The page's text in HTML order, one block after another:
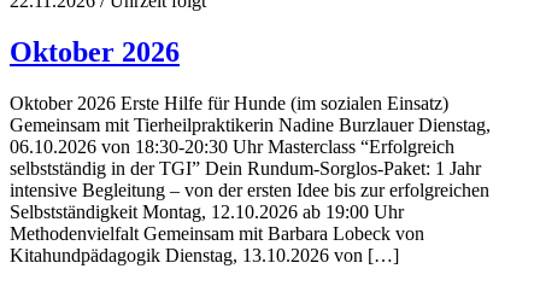
Oktober 2026
Oktober 2026 Erste Hilfe für Hunde (im sozialen Einsatz)
Gemeinsam mit Tierheilpraktikerin Nadine Burzlauer Dienstag,
06.10.2026 von 18:30-20:30 Uhr Masterclass “Erfolgreich
selbstständig in der TGI” Dein Rundum-Sorglos-Paket: 1 Jahr
intensive Begleitung – von der ersten Idee bis zur erfolgreichen
Selbstständigkeit Montag, 12.10.2026 ab 19:00 Uhr
Methodenvielfalt Gemeinsam mit Barbara Lobeck von
Kitahundpädagogik Dienstag, 13.10.2026 von […]